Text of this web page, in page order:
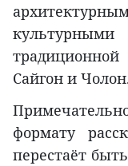
Сайгон и
формату
перестаёт